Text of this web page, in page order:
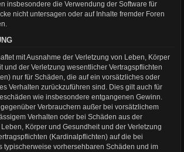
insbesondere die Verwendung der Software für
nicht untersagen oder auf Inhalte fremder Foren
mit Ausnahme der Verletzung von Leben, Körper
und der Verletzung wesentlicher Vertragspflichten
nur für Schäden, die auf ein vorsätzliches oder
Verhalten zurückzuführen sind. Dies gilt auch für
wie insbesondere entgangenen Gewinn.
Verbrauchern außer bei vorsätzlichem
Verhalten oder bei Schäden aus der
Körper und Gesundheit und der Verletzung
(Kardinalpflichten) auf die bei
typischerweise vorhersehbaren Schäden und im